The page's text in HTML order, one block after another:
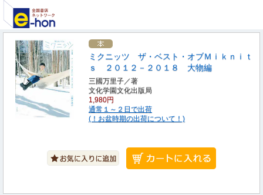
ミクニッツ ザ・ベスト・オブＭｉｋｎｉｔ
ｓ ２０１２－２０１８ 大物編
三國万里子／著
文化学園文化出版局
1,980円
通常１～２日で出荷
(！お盆時期の出荷について！)